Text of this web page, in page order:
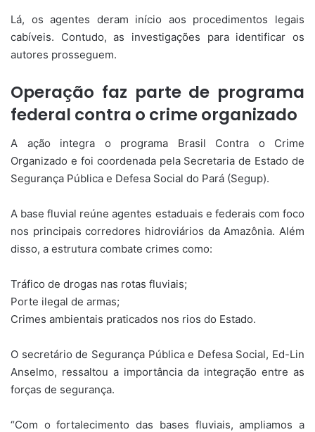
Lá, os agentes deram início aos procedimentos legais
cabíveis. Contudo, as investigações para identificar os
autores prosseguem.
Operação faz parte de programa
federal contra o crime organizado
A ação integra o programa Brasil Contra o Crime
Organizado e foi coordenada pela Secretaria de Estado de
Segurança Pública e Defesa Social do Pará (Segup).
A base fluvial reúne agentes estaduais e federais com foco
nos principais corredores hidroviários da Amazônia. Além
disso, a estrutura combate crimes como:
Tráfico de drogas nas rotas fluviais;
Porte ilegal de armas;
Crimes ambientais praticados nos rios do Estado.
O secretário de Segurança Pública e Defesa Social, Ed-Lin
Anselmo, ressaltou a importância da integração entre as
forças de segurança.
“Com o fortalecimento das bases fluviais, ampliamos a